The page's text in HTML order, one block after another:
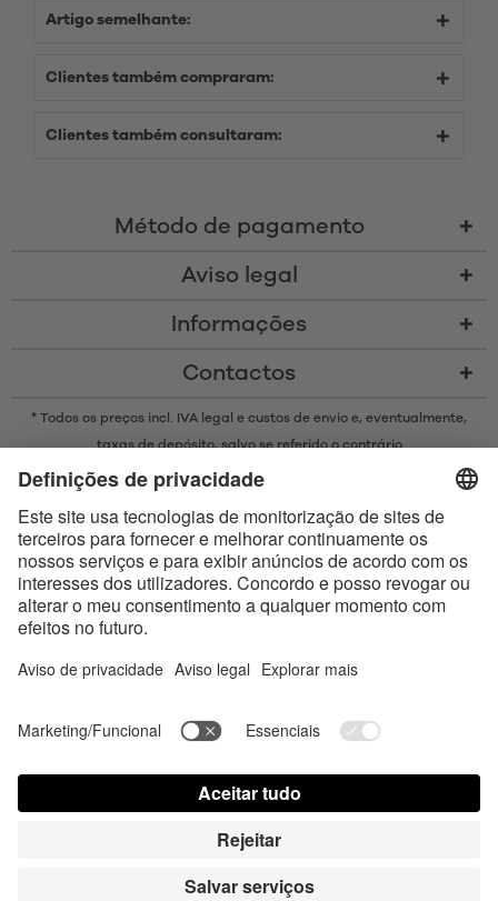
Artigo semelhante:
Clientes também compraram:
Clientes também consultaram:
Método de pagamento
Aviso legal
Informações
Contactos
* Todos os preços incl. IVA legal e custos de envio e, eventualmente,
taxas de depósito, salvo se referido o contrário
* A marca Bluetooth® e os logótipos são marcas registadas da
Satisfyer GmbH está sujeito a licença.
Apple, o logótipo da Apple e Apple Watch são marcas comerciais da
Apple Inc. O Google Play e o logótipo do Google Play são marcas
comerciais da Google LLC.
Contact us today Configurações de cookies
Instruções Contato Login de imprensa